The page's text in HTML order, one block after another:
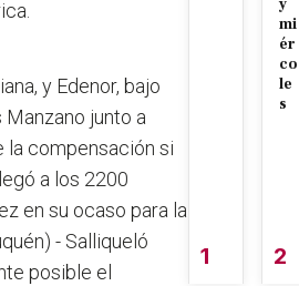
y Edenor, bajo
junto a
la compensación si
a los 2200
en su ocaso para la
- Salliqueló
posible el
1
y
mi
ér
co
le
s
2